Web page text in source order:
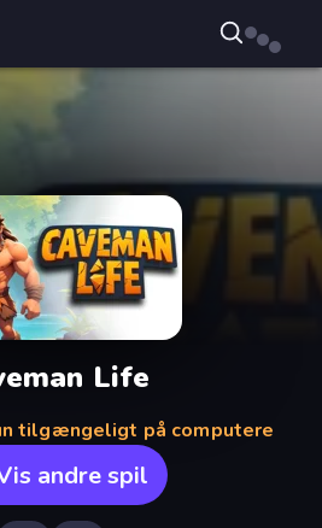
Life
tilgængeligt på computere
andre spil